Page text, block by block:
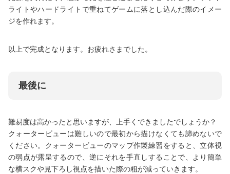
ライトやハードライトで重ねてゲームに落とし込んだ際のイメー
ジを作れます。
以上で完成となります。お疲れさまでした。
最後に
難易度は高かったと思いますが、上手くできましたでしょうか？
クォータービューは難しいので最初から描けなくても諦めないで
ください。クォータービューのマップ作製練習をすると、立体視
の弱点が露呈するので、逆にそれを手直しすることで、より簡単
な横スクや見下ろし視点を描いた際の粗が減っていきます。